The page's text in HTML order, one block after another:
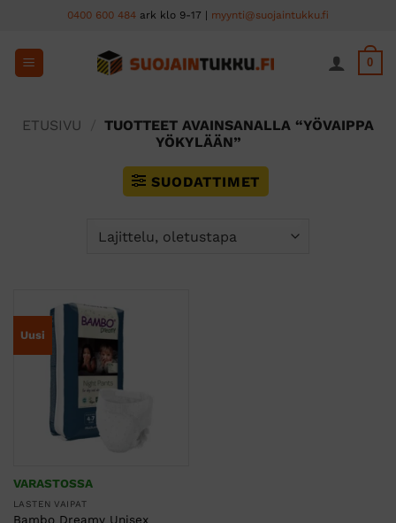
content
0400 600 484 ark klo 9-17 | myynti@suojaintukku.fi
0
ETUSIVU
TUOTTEET AVAINSANALLA “YÖVAIPPA
YÖKYLÄÄN”
SUODATTIMET
Uusi
VARASTOSSA
LASTEN VAIPAT
Bambo Dreamy Unisex